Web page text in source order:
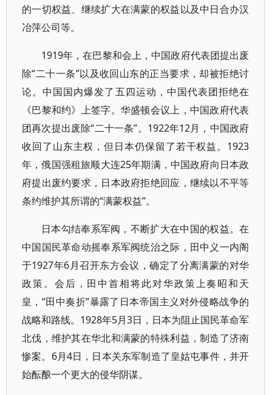
的一切权益、继续扩大在满蒙的权益以及中日合办汉
冶萍公司等。
1919年，在巴黎和会上，中国政府代表团提出废
除“二十一条”以及收回山东的正当要求，却被拒绝讨
论。中国国内爆发了五四运动，中国代表团拒绝在
《巴黎和约》上签字。华盛顿会议上，中国政府代表
团再次提出废除“二十一条”。1922年12月，中国政府
收回了山东主权，但日本仍保留了若干权益。1923
年，俄国强租旅顺大连25年期满，中国政府向日本政
府提出废约要求，日本政府拒绝回应，继续以不平等
条约维护其所谓的“满蒙权益”。
日本勾结奉系军阀，不断扩大在中国的权益。在
中国国民革命动摇奉系军阀统治之际，田中义一内阁
于1927年6月召开东方会议，确定了分离满蒙的对华
政策。会后，田中首相将此对华政策上奏昭和天
皇，“田中奏折”暴露了日本帝国主义对外侵略战争的
战略和路线。1928年5月3日，日本为阻止国民革命军
北伐，维护其在华北和满蒙的特殊利益，制造了济南
惨案。6月4日，日本关东军制造了皇姑屯事件，并开
始酝酿一个更大的侵华阴谋。